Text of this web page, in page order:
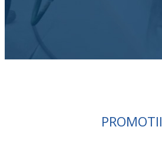
PROMOTII